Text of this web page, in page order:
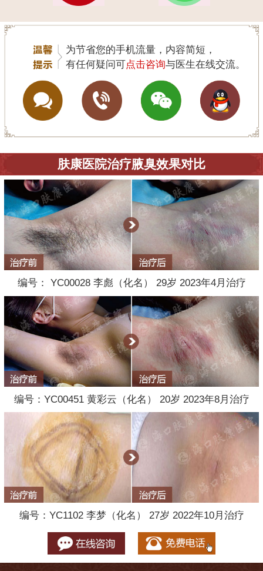
为节省您的手机流量，内容简短，
有任何疑问可点击咨询与医生在线交流。
肤康医院治疗腋臭效果对比
编号： YC00028 李彪（化名） 29岁 2023年4月治疗
编号：YC00451 黄彩云（化名） 20岁 2023年8月治疗
编号：YC1102 李梦（化名） 27岁 2022年10月治疗